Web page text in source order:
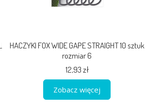
HACZYKI FOX WIDE GAPE STRAIGHT 10 sztuk
rozmiar 6
12,93 zł
Zobacz więcej